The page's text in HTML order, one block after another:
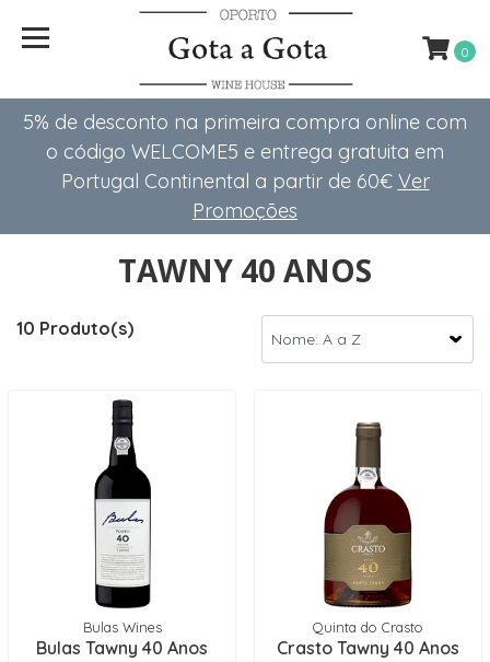
5% de desconto na primeira compra online com
o código WELCOME5 e entrega gratuita em
Portugal Continental a partir de 60€ Ver
Promoções
0
TAWNY 40 ANOS
10 Produto(s)
Bulas Wines
Bulas Tawny 40 Anos
Quinta do Crasto
Crasto Tawny 40 Anos